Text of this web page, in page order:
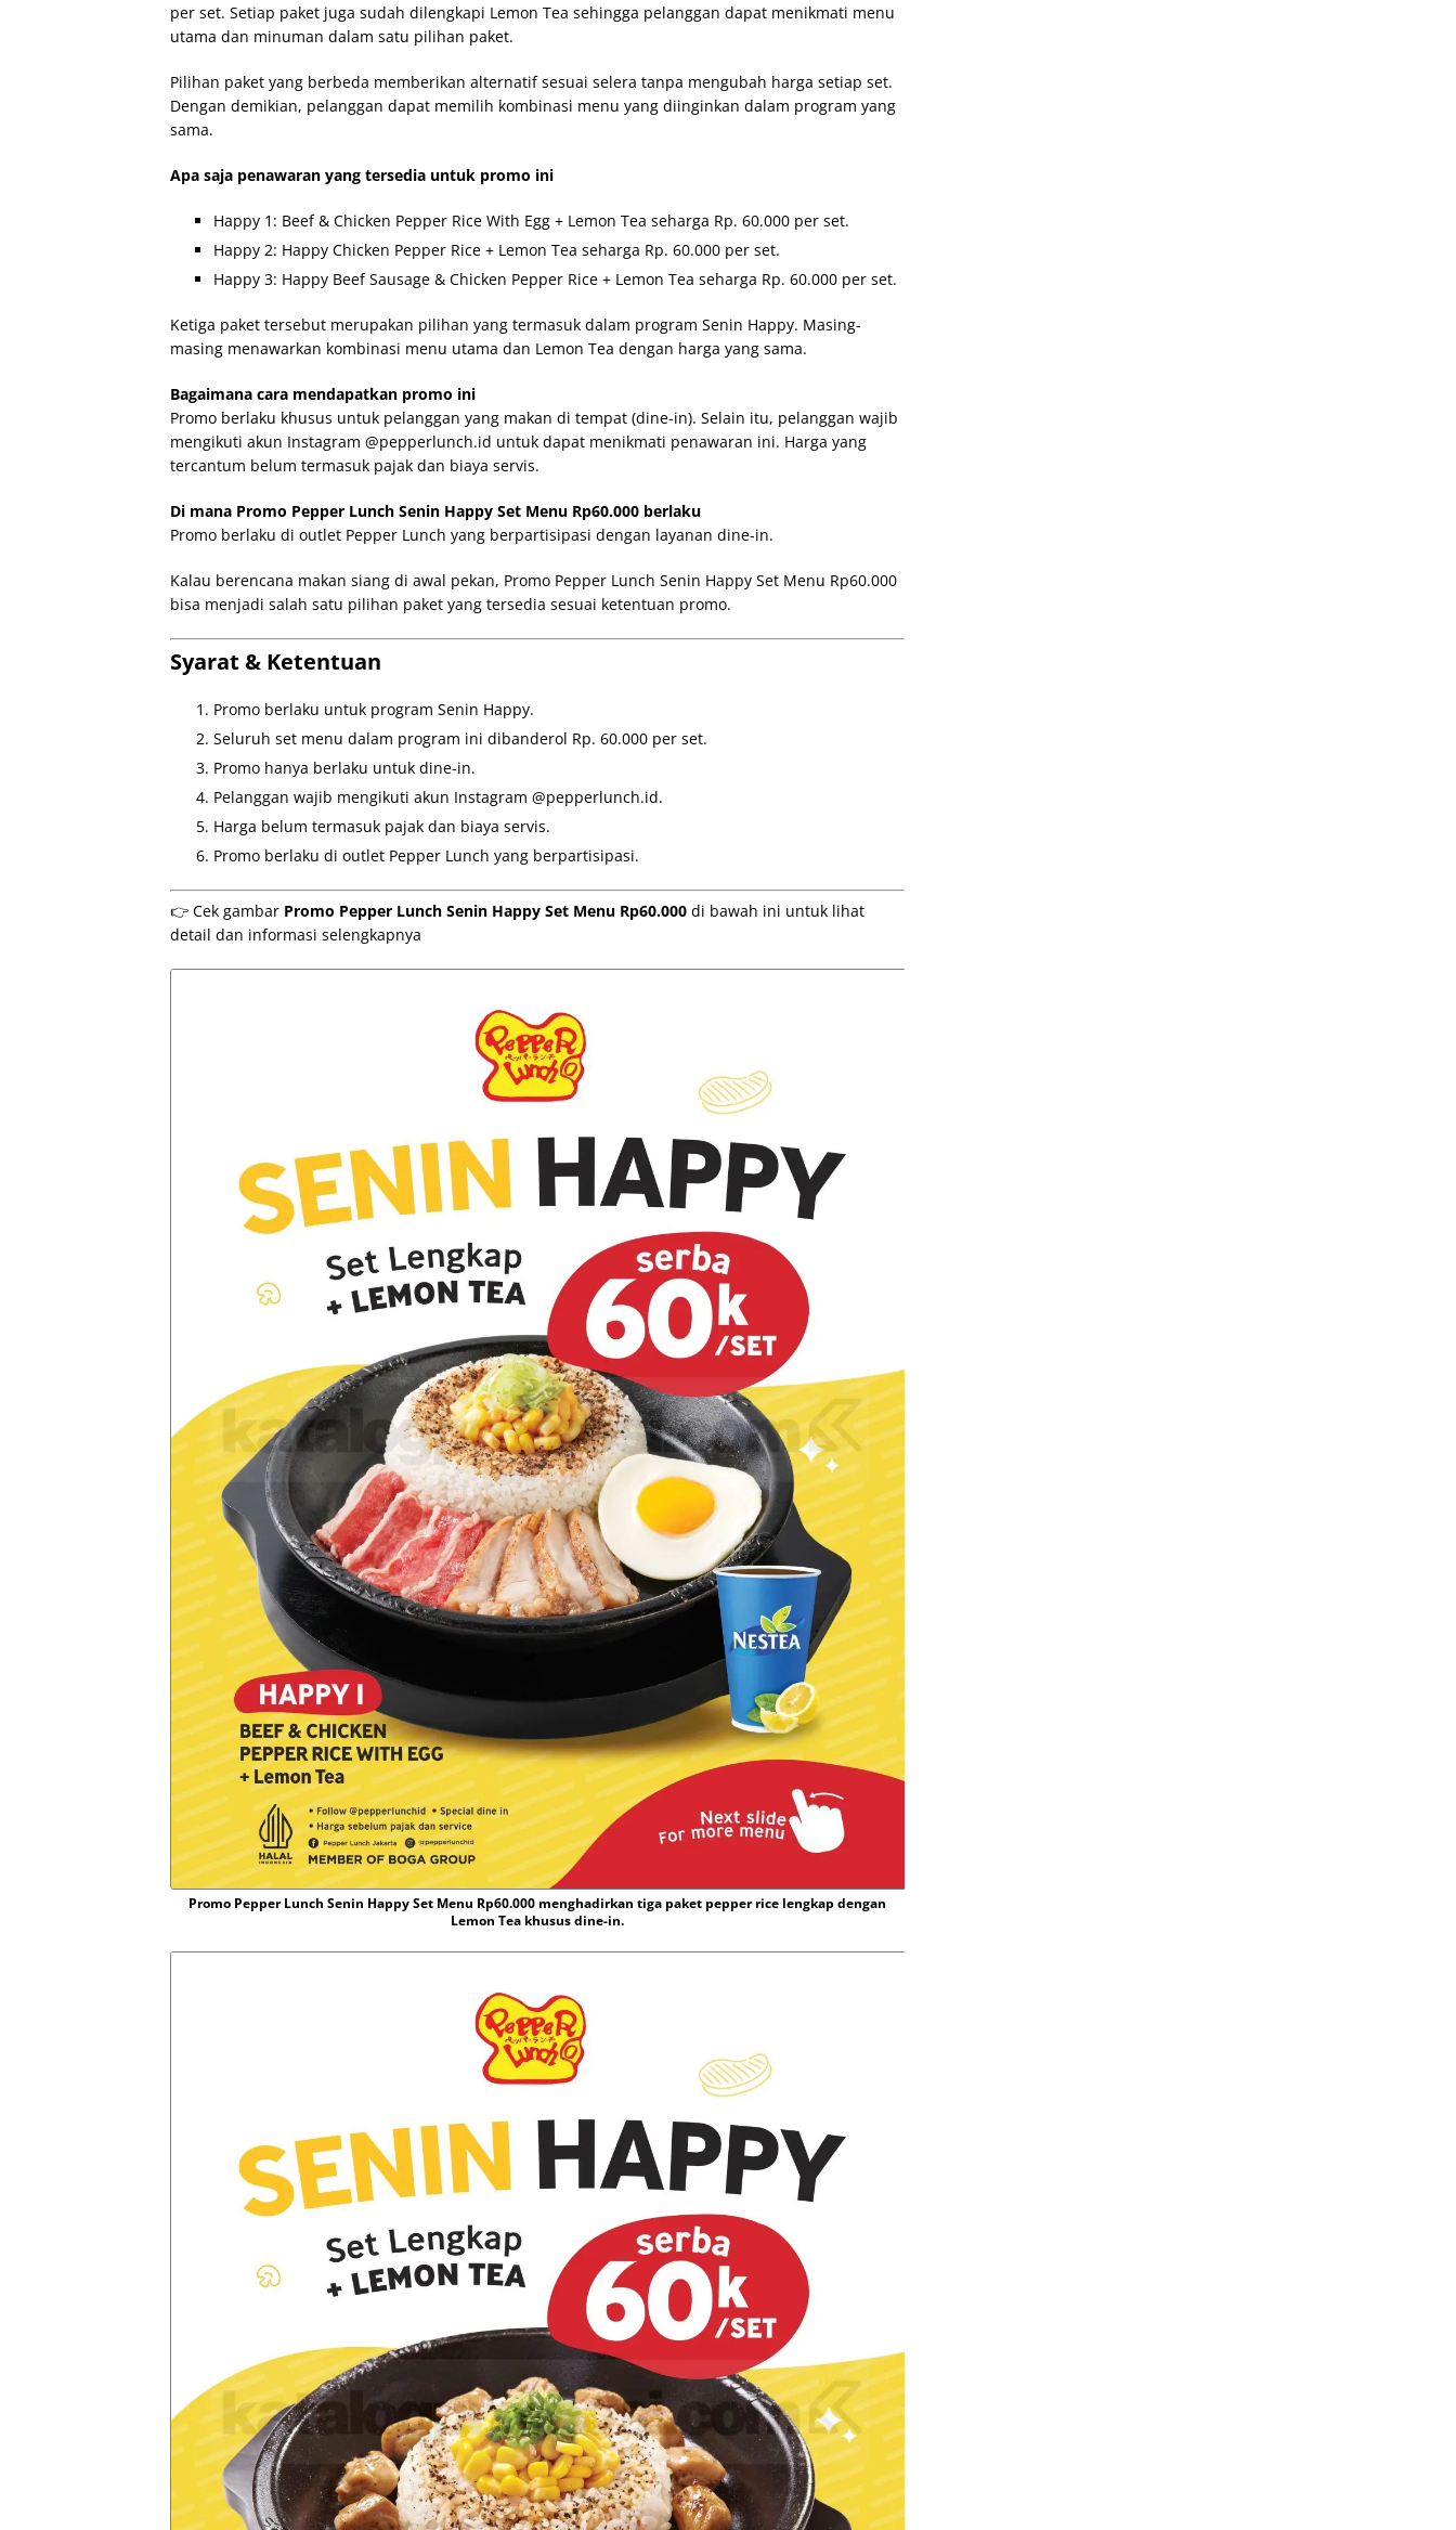
per set. Setiap paket juga sudah dilengkapi Lemon Tea sehingga pelanggan dapat menikmati menu
utama dan minuman dalam satu pilihan paket.
Pilihan paket yang berbeda memberikan alternatif sesuai selera tanpa mengubah harga setiap set.
Dengan demikian, pelanggan dapat memilih kombinasi menu yang diinginkan dalam program yang
sama.
Apa saja penawaran yang tersedia untuk promo ini
Happy 1: Beef & Chicken Pepper Rice With Egg + Lemon Tea seharga Rp. 60.000 per set.
Happy 2: Happy Chicken Pepper Rice + Lemon Tea seharga Rp. 60.000 per set.
Happy 3: Happy Beef Sausage & Chicken Pepper Rice + Lemon Tea seharga Rp. 60.000 per set.
Ketiga paket tersebut merupakan pilihan yang termasuk dalam program Senin Happy. Masing-
masing menawarkan kombinasi menu utama dan Lemon Tea dengan harga yang sama.
Bagaimana cara mendapatkan promo ini
Promo berlaku khusus untuk pelanggan yang makan di tempat (dine-in). Selain itu, pelanggan wajib
mengikuti akun Instagram @pepperlunch.id untuk dapat menikmati penawaran ini. Harga yang
tercantum belum termasuk pajak dan biaya servis.
Di mana Promo Pepper Lunch Senin Happy Set Menu Rp60.000 berlaku
Promo berlaku di outlet Pepper Lunch yang berpartisipasi dengan layanan dine-in.
Kalau berencana makan siang di awal pekan, Promo Pepper Lunch Senin Happy Set Menu Rp60.000
bisa menjadi salah satu pilihan paket yang tersedia sesuai ketentuan promo.
Syarat & Ketentuan
Promo berlaku untuk program Senin Happy.
Seluruh set menu dalam program ini dibanderol Rp. 60.000 per set.
Promo hanya berlaku untuk dine-in.
Pelanggan wajib mengikuti akun Instagram @pepperlunch.id.
Harga belum termasuk pajak dan biaya servis.
Promo berlaku di outlet Pepper Lunch yang berpartisipasi.
👉 Cek gambar Promo Pepper Lunch Senin Happy Set Menu Rp60.000 di bawah ini untuk lihat
detail dan informasi selengkapnya
Promo Pepper Lunch Senin Happy Set Menu Rp60.000 menghadirkan tiga paket pepper rice lengkap dengan
Lemon Tea khusus dine-in.